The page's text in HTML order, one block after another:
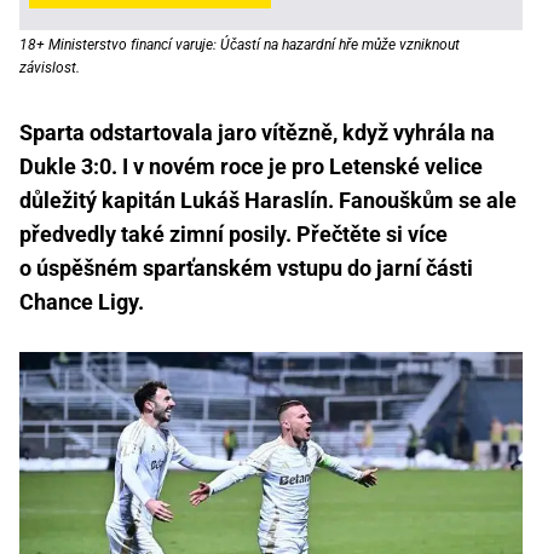
18+ Ministerstvo financí varuje: Účastí na hazardní hře může vzniknout
závislost.
Sparta odstartovala jaro vítězně, když vyhrála na
Dukle 3:0. I v novém roce je pro Letenské velice
důležitý kapitán Lukáš Haraslín. Fanouškům se ale
předvedly také zimní posily. Přečtěte si více
o úspěšném sparťanském vstupu do jarní části
Chance Ligy.